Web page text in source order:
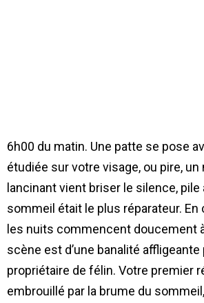
6h00 du matin. Une patte se pose
étudiée sur votre visage, ou pire,
lancinant vient briser le silence, pile
sommeil était le plus réparateur. En
les nuits commencent doucement
scène est d’une banalité
propriétaire de félin. Votre premier
embrouillé par la brume du